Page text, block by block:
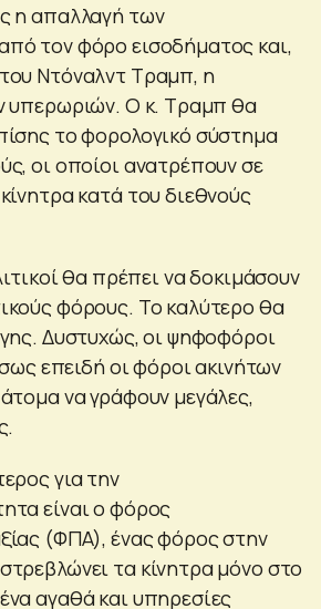
η απαλλαγή των
τον φόρο εισοδήματος και,
Ντόναλντ Τραμπ, η
υπερωριών. Ο κ. Τραμπ θα
το φορολογικό σύστημα
οι οποίοι ανατρέπουν σε
κατά του διεθνούς
θα πρέπει να δοκιμάσουν
φόρους. Το καλύτερο θα
Δυστυχώς, οι ψηφοφόροι
επειδή οι φόροι ακινήτων
να γράφουν μεγάλες,
για την
είναι ο φόρος
(ΦΠΑ), ένας φόρος στην
τα κίνητρα μόνο στο
αγαθά και υπηρεσίες